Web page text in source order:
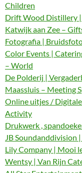
Children
Drift Wood Distillery |
Katwijk aan Zee –
Fotografia |
Color Events |
– World
De Polderij |
Maassluis – Meeting
Online uitjes /
Activity
Drukwerk ,
JB Soundanddivision
Lily Company | Mooi
Wentsy | Van Rijn